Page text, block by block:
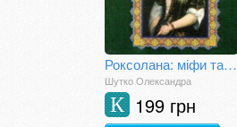
Роксолана: міфи та реалії
Шутко Олександра
199 грн
К